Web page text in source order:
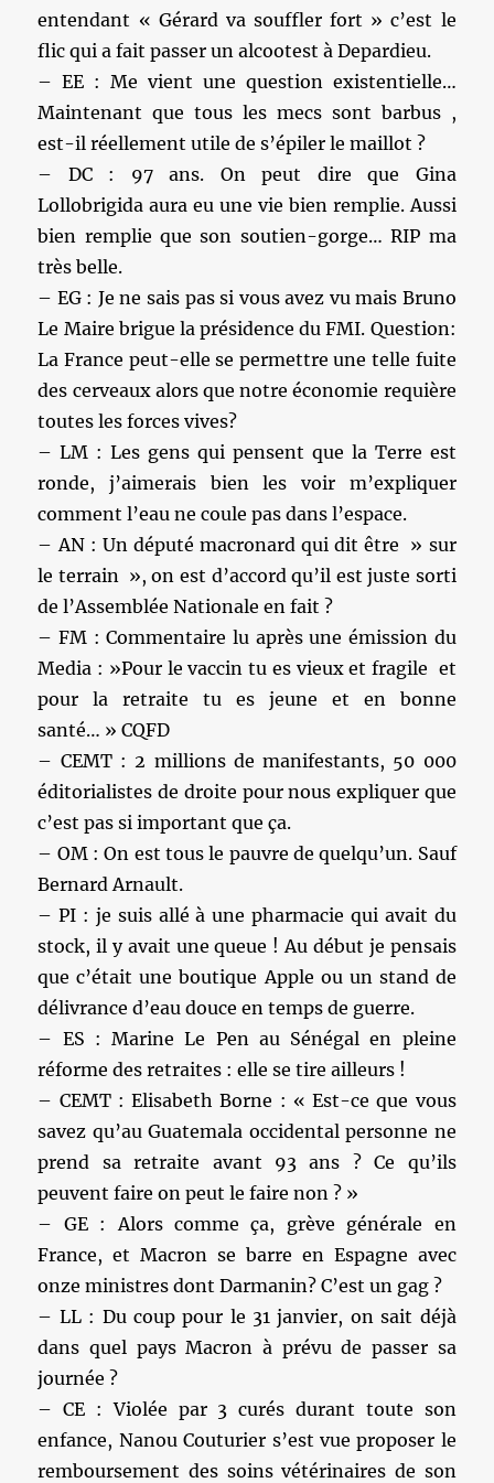
entendant « Gérard va souffler fort » c’est le
flic qui a fait passer un alcootest à Depardieu.
– EE : Me vient une question existentielle…
Maintenant que tous les mecs sont barbus ,
est-il réellement utile de s’épiler le maillot ?
– DC : 97 ans. On peut dire que Gina
Lollobrigida aura eu une vie bien remplie. Aussi
bien remplie que son soutien-gorge… RIP ma
très belle.
– EG : Je ne sais pas si vous avez vu mais Bruno
Le Maire brigue la présidence du FMI. Question:
La France peut-elle se permettre une telle fuite
des cerveaux alors que notre économie requière
toutes les forces vives?
– LM : Les gens qui pensent que la Terre est
ronde, j’aimerais bien les voir m’expliquer
comment l’eau ne coule pas dans l’espace.
– AN : Un député macronard qui dit être » sur
le terrain », on est d’accord qu’il est juste sorti
de l’Assemblée Nationale en fait ?
– FM : Commentaire lu après une émission du
Media : »Pour le vaccin tu es vieux et fragile et
pour la retraite tu es jeune et en bonne
santé… » CQFD
– CEMT : 2 millions de manifestants, 50 000
éditorialistes de droite pour nous expliquer que
c’est pas si important que ça.
– OM : On est tous le pauvre de quelqu’un. Sauf
Bernard Arnault.
– PI : je suis allé à une pharmacie qui avait du
stock, il y avait une queue ! Au début je pensais
que c’était une boutique Apple ou un stand de
délivrance d’eau douce en temps de guerre.
– ES : Marine Le Pen au Sénégal en pleine
réforme des retraites : elle se tire ailleurs !
– CEMT : Elisabeth Borne : « Est-ce que vous
savez qu’au Guatemala occidental personne ne
prend sa retraite avant 93 ans ? Ce qu’ils
peuvent faire on peut le faire non ? »
– GE : Alors comme ça, grève générale en
France, et Macron se barre en Espagne avec
onze ministres dont Darmanin? C’est un gag ?
– LL : Du coup pour le 31 janvier, on sait déjà
dans quel pays Macron à prévu de passer sa
journée ?
– CE : Violée par 3 curés durant toute son
enfance, Nanou Couturier s’est vue proposer le
remboursement des soins vétérinaires de son